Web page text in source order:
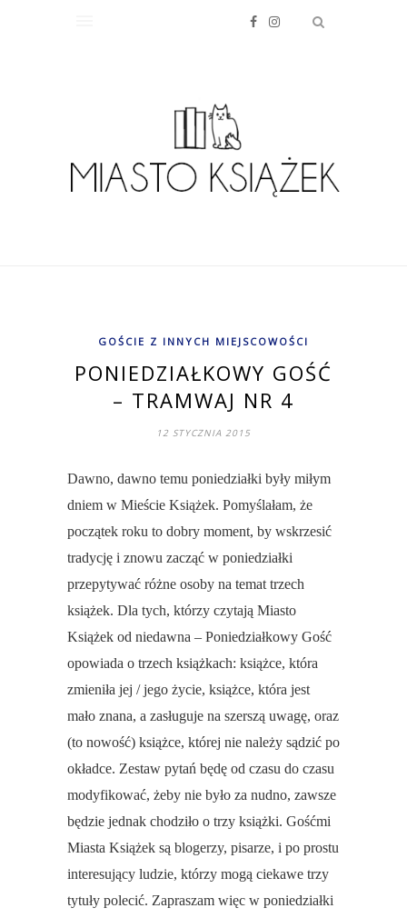
GOŚCIE Z INNYCH MIEJSCOWOŚCI
PONIEDZIAŁKOWY GOŚĆ
– TRAMWAJ NR 4
12 STYCZNIA 2015
Dawno, dawno temu poniedziałki były miłym
dniem w Mieście Książek. Pomyślałam, że
początek roku to dobry moment, by wskrzesić
tradycję i znowu zacząć w poniedziałki
przepytywać różne osoby na temat trzech
książek. Dla tych, którzy czytają Miasto
Książek od niedawna – Poniedziałkowy Gość
opowiada o trzech książkach: książce, która
zmieniła jej / jego życie, książce, która jest
mało znana, a zasługuje na szerszą uwagę, oraz
(to nowość) książce, której nie należy sądzić po
okładce. Zestaw pytań będę od czasu do czasu
modyfikować, żeby nie było za nudno, zawsze
będzie jednak chodziło o trzy książki. Gośćmi
Miasta Książek są blogerzy, pisarze, i po prostu
interesujący ludzie, którzy mogą ciekawe trzy
tytuły polecić. Zapraszam więc w poniedziałki